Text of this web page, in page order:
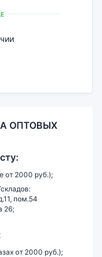
ОПТОВЫХ
от 2000 руб.);
пом.54
26;
от 2000 руб.);